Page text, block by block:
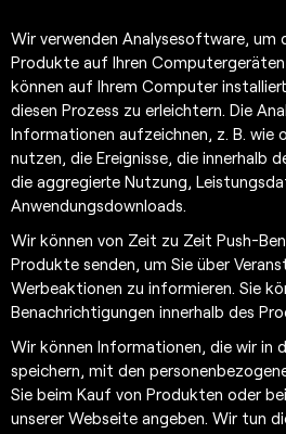
Wir verwenden Analysesoftware, um
Produkte auf Ihren
können auf Ihrem Computer
diesen Prozess zu erleichtern. Die
Informationen aufzeichnen, z. B. wie
nutzen, die Ereignisse, die innerhalb
die aggregierte Nutzung,
Anwendungsdownloads.
Wir können von Zeit zu Zeit Push-
Produkte senden, um Sie über
Werbeaktionen zu informieren. Sie
Benachrichtigungen innerhalb des
Wir können Informationen, die wir in
speichern, mit den
Sie beim Kauf von Produkten oder
unserer Webseite angeben. Wir tun